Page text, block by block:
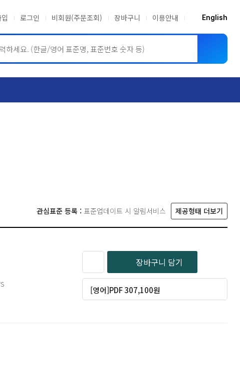
로그인 비회원(주문조회) 장바구니 이용안내 English
관심표준 등록 : 표준업데이트 시 알림서비스 제공형태 더보기
장바구니 담기
[영어]PDF 307,100원